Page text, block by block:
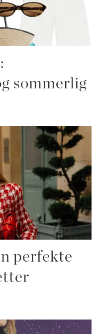
sommerlig
perfekte